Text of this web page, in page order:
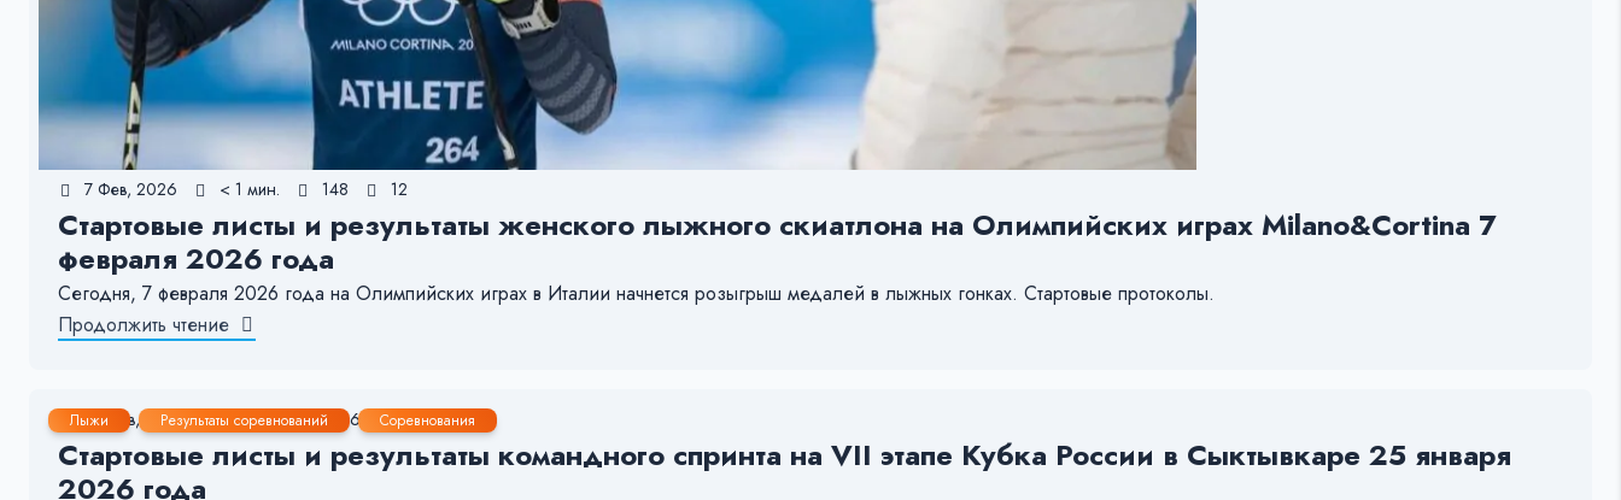
7 Фев, 2026 < 1 мин. 148 12
Стартовые листы и результаты женского лыжного скиатлона на Олимпийских играх Milano&Cortina 7
февраля 2026 года
Сегодня, 7 февраля 2026 года на Олимпийских играх в Италии начнется розыгрыш медалей в лыжных гонках. Стартовые протоколы.
Продолжить чтение
Лыжи Результаты соревнований Соревнования
25 Янв, 2026 1-2 мин. 296 14
Стартовые листы и результаты командного спринта на VII этапе Кубка России в Сыктывкаре 25 января
2026 года